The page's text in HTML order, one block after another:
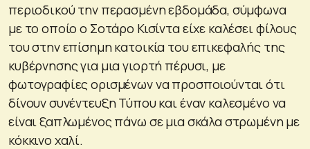
περιοδικού την περασμένη εβδομάδα, σύμφωνα
με το οποίο ο Σοτάρο Κισίντα είχε καλέσει φίλους
του στην επίσημη κατοικία του επικεφαλής της
κυβέρνησης για μια γιορτή πέρυσι, με
φωτογραφίες ορισμένων να προσποιούνται ότι
δίνουν συνέντευξη Τύπου και έναν καλεσμένο να
είναι ξαπλωμένος πάνω σε μια σκάλα στρωμένη με
κόκκινο χαλί.